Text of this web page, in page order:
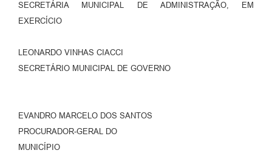
SECRETÁRIA MUNICIPAL DE ADMINISTRAÇÃO, EM
EXERCÍCIO
LEONARDO VINHAS CIACCI
SECRETÁRIO MUNICIPAL DE GOVERNO
EVANDRO MARCELO DOS SANTOS
PROCURADOR-GERAL DO
MUNICÍPIO